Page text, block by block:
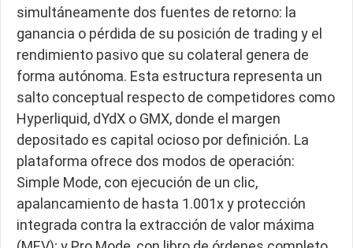
simultáneamente dos fuentes de retorno: la
ganancia o pérdida de su posición de trading y el
rendimiento pasivo que su colateral genera de
forma autónoma. Esta estructura representa un
salto conceptual respecto de competidores como
Hyperliquid, dYdX o GMX, donde el margen
depositado es capital ocioso por definición. La
plataforma ofrece dos modos de operación:
Simple Mode, con ejecución de un clic,
apalancamiento de hasta 1.001x y protección
integrada contra la extracción de valor máxima